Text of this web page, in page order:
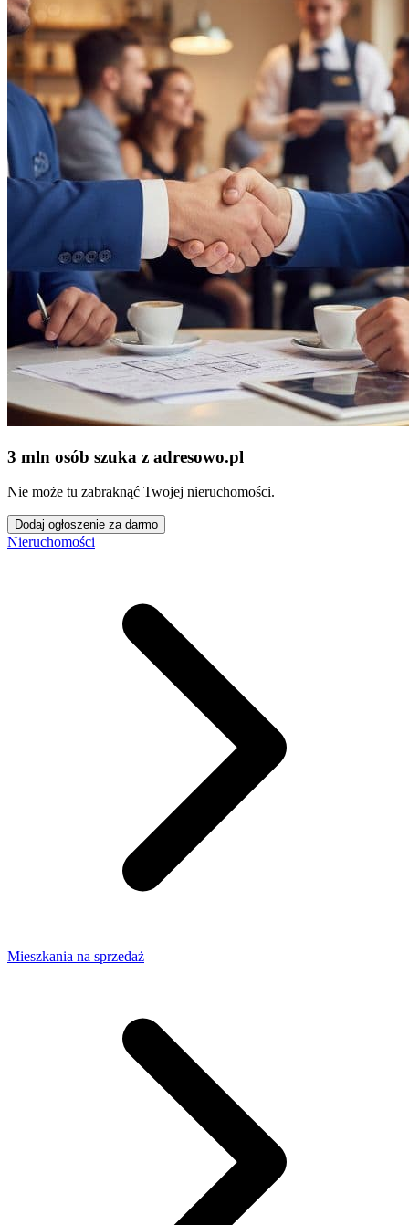
3 mln osób szuka z adresowo.pl
Nie może tu zabraknąć Twojej nieruchomości.
Dodaj ogłoszenie za darmo
Nieruchomości
Mieszkania na sprzedaż